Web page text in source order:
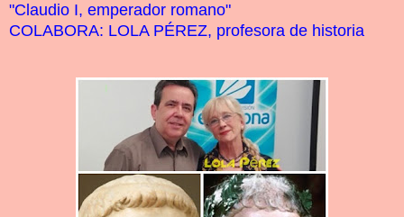
"Claudio I, emperador romano"
COLABORA: LOLA PÉREZ, profesora de historia